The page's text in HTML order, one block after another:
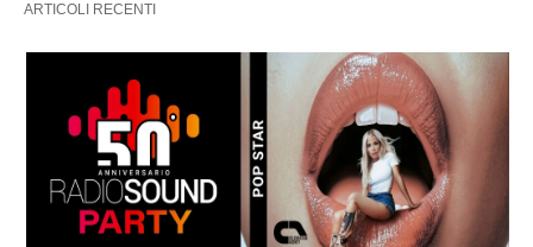
ARTICOLI RECENTI